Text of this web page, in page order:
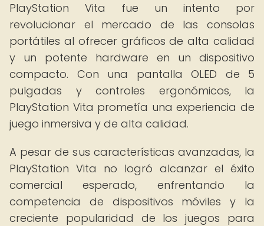
PlayStation Vita fue un intento por
revolucionar el mercado de las consolas
portátiles al ofrecer gráficos de alta calidad
y un potente hardware en un dispositivo
compacto. Con una pantalla OLED de 5
pulgadas y controles ergonómicos, la
PlayStation Vita prometía una experiencia de
juego inmersiva y de alta calidad.
A pesar de sus características avanzadas, la
PlayStation Vita no logró alcanzar el éxito
comercial esperado, enfrentando la
competencia de dispositivos móviles y la
creciente popularidad de los juegos para